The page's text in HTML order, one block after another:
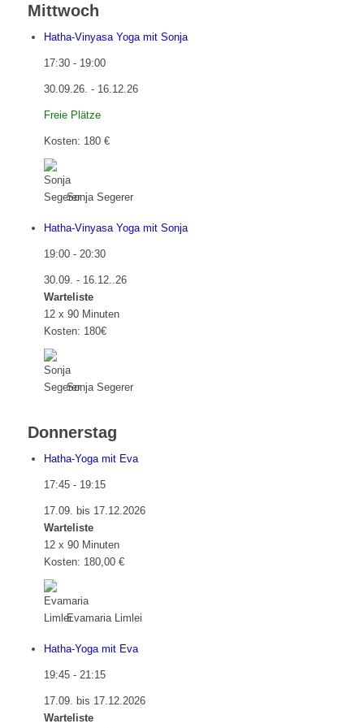
Mittwoch
Hatha-Vinyasa Yoga mit Sonja
17:30 - 19:00
30.09.26. - 16.12.26
Freie Plätze
Kosten: 180 €
Sonja Segerer
Hatha-Vinyasa Yoga mit Sonja
19:00 - 20:30
30.09. - 16.12..26
Warteliste
12 x 90 Minuten
Kosten: 180€
Sonja Segerer
Donnerstag
Hatha-Yoga mit Eva
17:45 - 19:15
17.09. bis 17.12.2026
Warteliste
12 x 90 Minuten
Kosten: 180,00 €
Evamaria Limlei
Hatha-Yoga mit Eva
19:45 - 21:15
17.09. bis 17.12.2026
Warteliste